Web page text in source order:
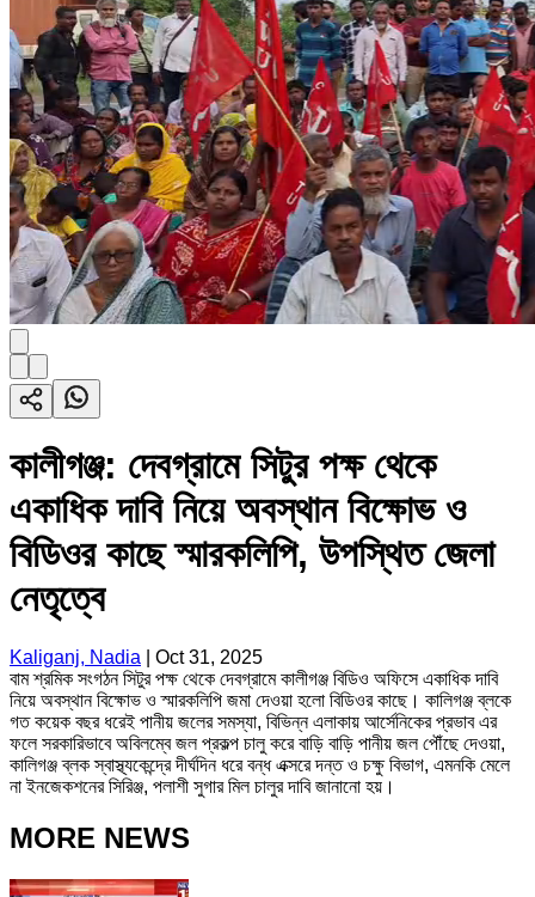
কালীগঞ্জ: দেবগ্রামে সিটুর পক্ষ থেকে
একাধিক দাবি নিয়ে অবস্থান বিক্ষোভ ও
বিডিওর কাছে স্মারকলিপি, উপস্থিত জেলা
নেতৃত্বে
Kaliganj, Nadia
Oct 31, 2025
বাম শ্রমিক সংগঠন সিটুর পক্ষ থেকে দেবগ্রামে কালীগঞ্জ বিডিও অফিসে একাধিক দাবি
নিয়ে অবস্থান বিক্ষোভ ও স্মারকলিপি জমা দেওয়া হলো বিডিওর কাছে। কালিগঞ্জ ব্লকে
গত কয়েক বছর ধরেই পানীয় জলের সমস্যা, বিভিন্ন এলাকায় আর্সেনিকের প্রভাব এর
ফলে সরকারিভাবে অবিলম্বে জল প্রকল্প চালু করে বাড়ি বাড়ি পানীয় জল পৌঁছে দেওয়া,
কালিগঞ্জ ব্লক স্বাস্থ্যকেন্দ্রে দীর্ঘদিন ধরে বন্ধ এক্সরে দন্ত ও চক্ষু বিভাগ, এমনকি মেলে
না ইনজেকশনের সিরিঞ্জ, পলাশী সুগার মিল চালুর দাবি জানানো হয়।
MORE NEWS